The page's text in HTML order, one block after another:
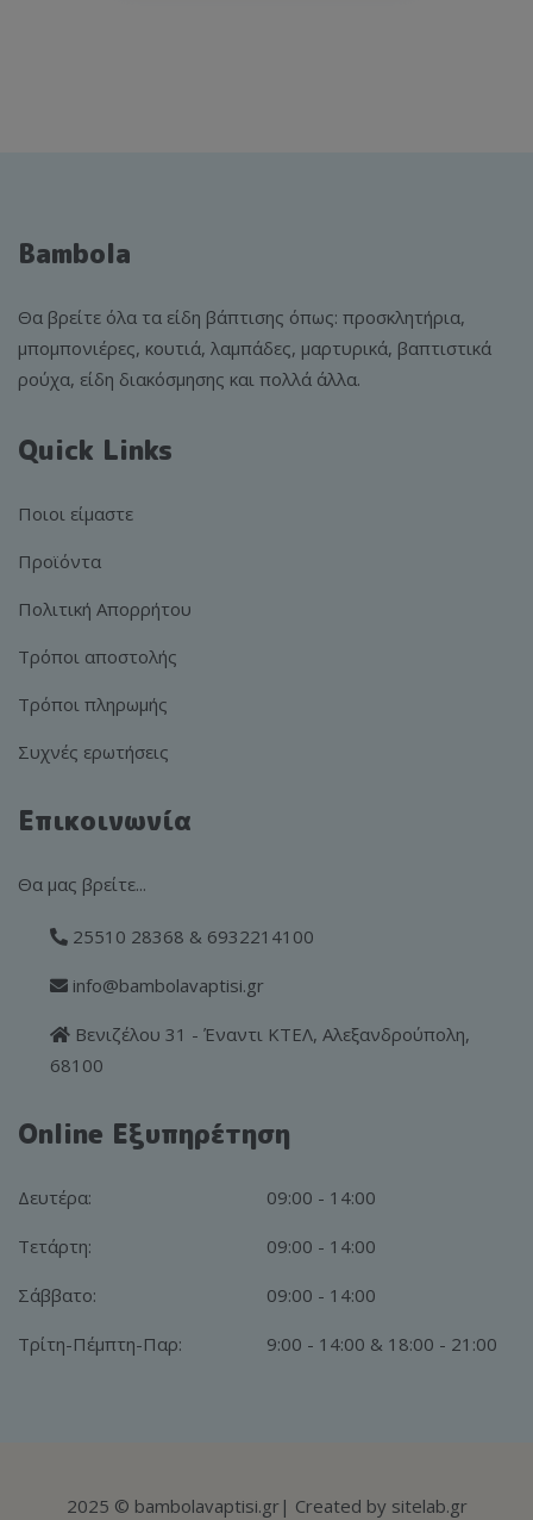
Bambola
Θα βρείτε όλα τα είδη βάπτισης όπως: προσκλητήρια,
μπομπονιέρες, κουτιά, λαμπάδες, μαρτυρικά, βαπτιστικά
ρούχα, είδη διακόσμησης και πολλά άλλα.
Quick Links
Ποιοι είμαστε
Προϊόντα
Πολιτική Απορρήτου
Τρόποι αποστολής
Τρόποι πληρωμής
Συχνές ερωτήσεις
Επικοινωνία
Θα μας βρείτε...
25510 28368 & 6932214100
info@bambolavaptisi.gr
Βενιζέλου 31 - Έναντι ΚΤΕΛ, Αλεξανδρούπολη,
68100
Online Εξυπηρέτηση
Δευτέρα: 09:00 - 14:00
Τετάρτη: 09:00 - 14:00
Σάββατο: 09:00 - 14:00
Τρίτη-Πέμπτη-Παρ: 9:00 - 14:00 & 18:00 - 21:00
2025 © bambolavaptisi.gr| Created by sitelab.gr